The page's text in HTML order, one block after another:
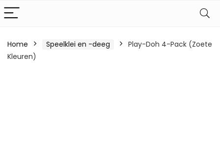
Home Speelklei en -deeg
Play-Doh 4-Pack (Zoete
Kleuren)